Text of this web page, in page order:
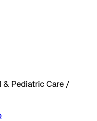
& Pediatric Care /